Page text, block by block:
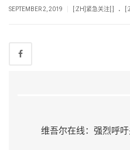
SEPTEMBER 2, 2019 [:ZH]紧急关注[:] .
维吾尔在线：强烈呼